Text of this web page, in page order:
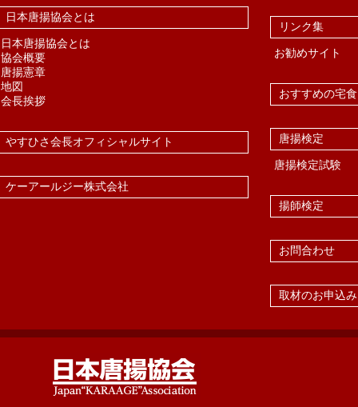
日本唐揚協会とは
日本唐揚協会とは
協会概要
唐揚憲章
地図
会長挨拶
やすひさ会長オフィシャルサイト
ケーアールジー株式会社
リンク集
お勧めサイト
おすすめの宅食
唐揚検定
唐揚検定試験
揚師検定
お問合わせ
取材のお申込み